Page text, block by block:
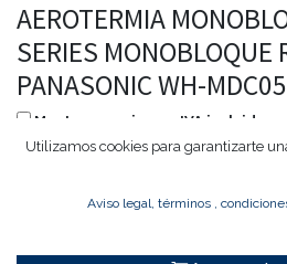
AEROTERMIA
SERIES MONOBLOQUE
PANASONIC WH-
Mostrar precio con IVA incluido
Utilizamos cookies para garantizarte
Aviso legal, términos ,